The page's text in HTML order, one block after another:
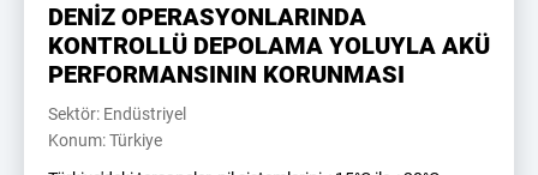
DENİZ OPERASYONLARINDA
KONTROLLÜ DEPOLAMA YOLUYLA AKÜ
PERFORMANSININ KORUNMASI
Sektör: Endüstriyel
Konum: Türkiye